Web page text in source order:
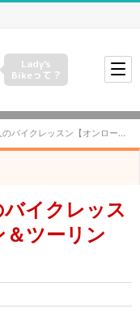
Lady's
Bikeって？
ン【オンロードレッスン＆ツーリング】
イクレッス
ツーリン